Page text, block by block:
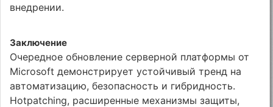
внедрении.
Заключение
Очередное обновление серверной платформы от
Microsoft демонстрирует устойчивый тренд на
автоматизацию, безопасность и гибридность.
Hotpatching, расширенные механизмы защиты,